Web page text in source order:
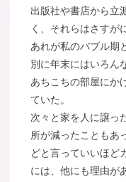
出版社や書店から立
く、それらはさすが
あれが私のバブル期
別に年末にはいろん
あちこちの部屋にか
ていた。
次々と家を人に譲っ
所が減ったこともあ
どと言っていいほど
には、他にも理由が